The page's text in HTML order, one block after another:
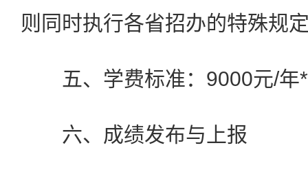
则同时执行各省招办的特殊规
五、学费标准：9000元/年
六、成绩发布与上报